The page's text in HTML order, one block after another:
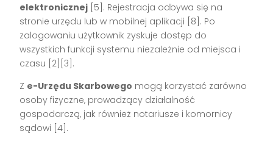
elektronicznej [5] . Rejestracja odbywa się na
stronie urzędu lub w mobilnej aplikacji [8] . Po
zalogowaniu użytkownik zyskuje dostęp do
wszystkich funkcji systemu niezależnie od miejsca i
czasu [2][3] .
Z e-Urzędu Skarbowego mogą korzystać zarówno
osoby fizyczne, prowadzący działalność
gospodarczą, jak również notariusze i komornicy
sądowi [4] .